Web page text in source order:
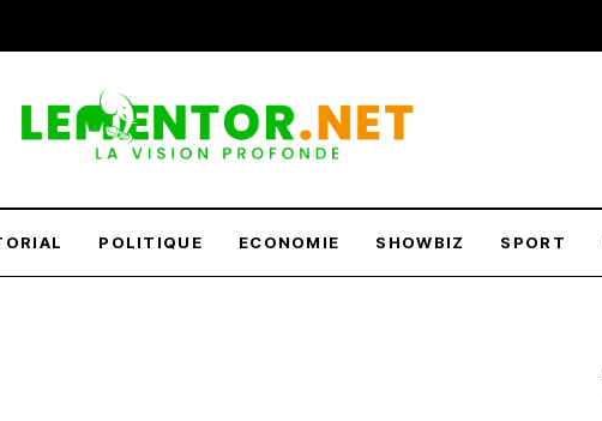
POLITIQUE ECONOMIE SHOWBIZ SPORT